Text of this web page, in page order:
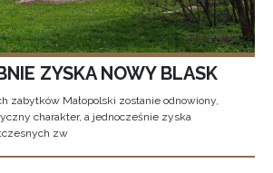
ZYSKA NOWY BLASK
zabytków Małopolski zostanie odnowiony,
charakter, a jednocześnie zyska
zw